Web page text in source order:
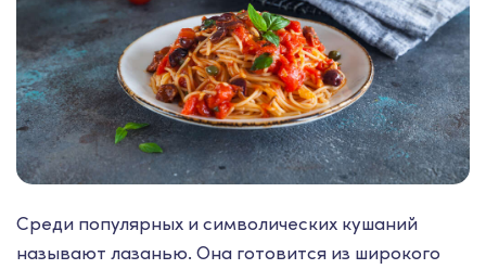
Среди популярных и символических кушаний
называют лазанью. Она готовится из широкого